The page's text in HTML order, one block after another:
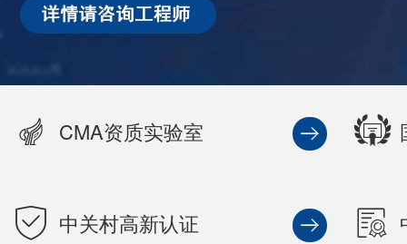
CMA资质实验室
中关村高新认证